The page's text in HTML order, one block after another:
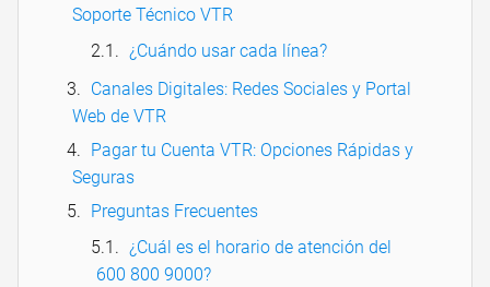
Soporte Técnico VTR
¿Cuándo usar cada línea?
Canales Digitales: Redes Sociales y Portal
Web de VTR
Pagar tu Cuenta VTR: Opciones Rápidas y
Seguras
Preguntas Frecuentes
¿Cuál es el horario de atención del
600 800 9000?